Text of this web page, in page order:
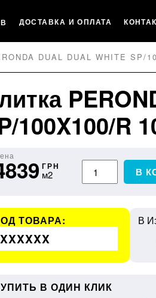
ДОСТАВКА И ОПЛАТА
DUAL DUAL WHITE SP/
100X100/R
ГРН
м2 В
ТОВАРА:
XXXXXX
В
В ОДИН КЛИК